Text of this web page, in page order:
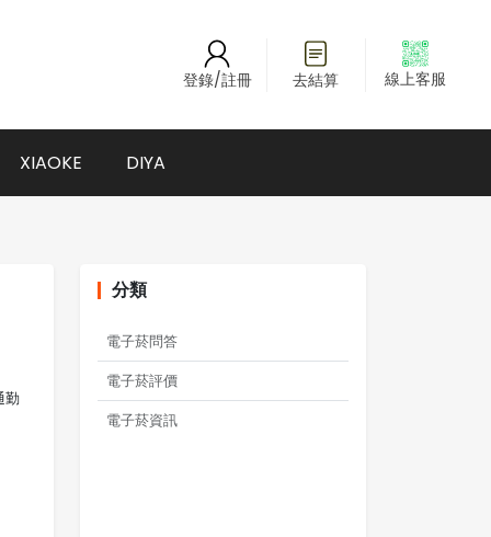
登錄/註冊 去結算 線上客服
XIAOKE DIYA
勤
分類
電子菸問答
電子菸評價
電子菸資訊